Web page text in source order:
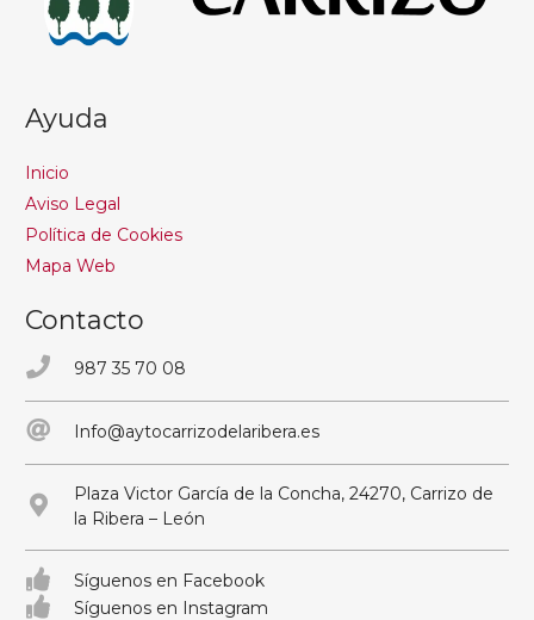
Ayuda
Inicio
Aviso Legal
Política de Cookies
Mapa Web
Contacto
987 35 70 08
Info@aytocarrizodelaribera.es
Plaza Victor García de la Concha, 24270, Carrizo de
la Ribera – León
Síguenos en Facebook
Síguenos en Instagram